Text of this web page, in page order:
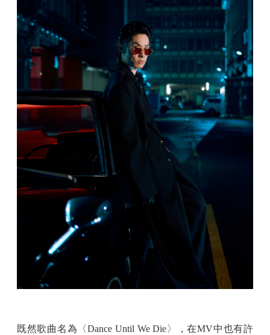
既然歌曲名為〈Dance Until We Die〉，在MV中也有許